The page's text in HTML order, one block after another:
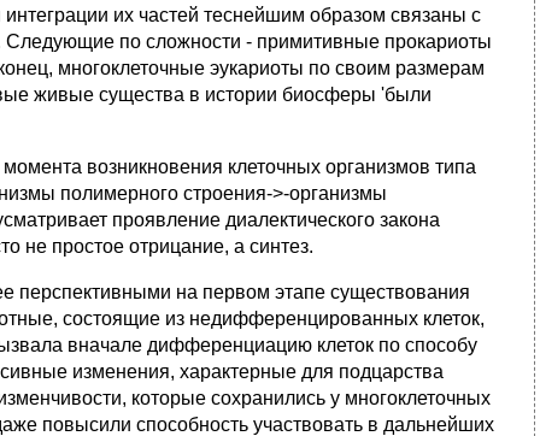
их частей теснейшим образом связаны с
по сложности - примитивные прокариоты
многоклеточные эукариоты по своим размерам
живые существа в истории биосферы 'были
возникновения клеточных организмов типа
полимерного строения->-организмы
проявление диалектического закона
не простое отрицание, а синтез.
перспективными на первом этапе существования
состоящие из недифференцированных клеток,
вначале дифференциацию клеток по способу
изменения, характерные для подцарства
которые сохранились у многоклеточных
повысили способность участвовать в дальнейших